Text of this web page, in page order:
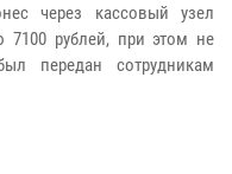
через кассовый узел
рублей, при этом не
передан сотрудникам